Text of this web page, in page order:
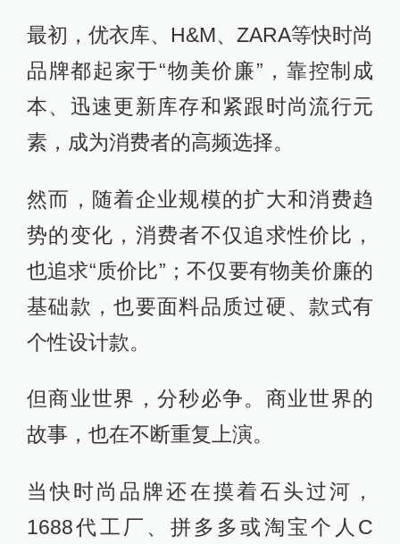
最初，优衣库、H&M、ZARA等快时尚
品牌都起家于“物美价廉”，靠控制成
本、迅速更新库存和紧跟时尚流行元
素，成为消费者的高频选择。
然而，随着企业规模的扩大和消费趋
势的变化，消费者不仅追求性价比，
也追求“质价比”；不仅要有物美价廉的
基础款，也要面料品质过硬、款式有
个性设计款。
但商业世界，分秒必争。商业世界的
故事，也在不断重复上演。
当快时尚品牌还在摸着石头过河，
1688代工厂、拼多多或淘宝个人C